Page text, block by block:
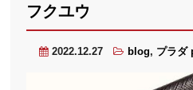
フクユウ
2022.12.27 blog, プラダ